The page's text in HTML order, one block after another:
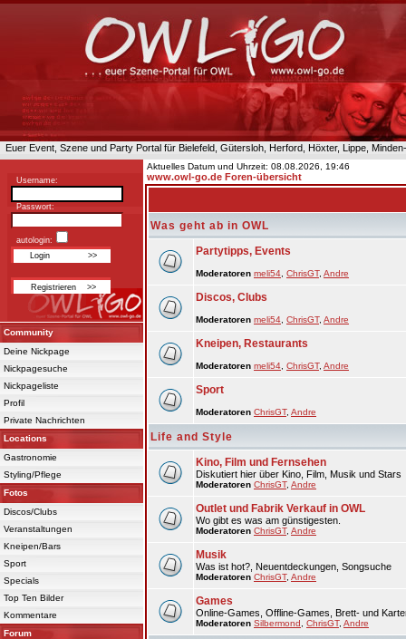
Euer Event, Szene und Party Portal für Bielefeld, Gütersloh, Herford, Höxter, Lippe,
Username:
Passwort:
autologin:
Community
Deine Nickpage
Nickpagesuche
Nickpageliste
Profil
Private Nachrichten
Locations
Gastronomie
Styling/Pflege
Fotos
Discos/Clubs
Veranstaltungen
Kneipen/Bars
Sport
Specials
Top Ten Bilder
Kommentare
Forum
Aktuelles Datum und Uhrzeit: 08.08.2026, 19:46
www.owl-go.de Foren-übersicht
Was geht ab in OWL
Partytipps, Events
Moderatoren meli54 ChrisGT, Andre
Discos, Clubs
Moderatoren meli54 ChrisGT, Andre
Kneipen, Restaurants
Moderatoren meli54 ChrisGT, Andre
Sport
Moderatoren ChrisGT, Andre
Life and Style
Kino, Film und Fernsehen
Diskutiert hier über Kino, Film, Musik und Stars
Moderatoren ChrisGT, Andre
Outlet und Fabrik Verkauf in OWL
Wo gibt es was am günstigesten.
Moderatoren ChrisGT, Andre
Musik
Was ist hot?, Neuentdeckungen, Songsuche
Moderatoren ChrisGT, Andre
Games
Online-Games, Offline-Games, Brett- und
Moderatoren Silbermond ChrisGT, Andre